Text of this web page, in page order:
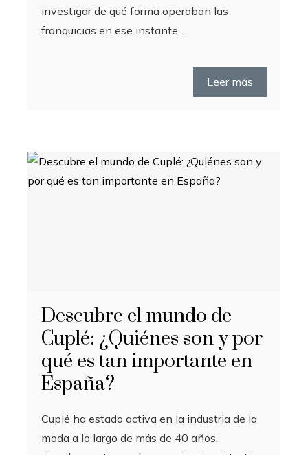
investigar de qué forma operaban las
franquicias en ese instante.…
Leer más
Descubre el mundo de
Cuplé: ¿Quiénes son y por
qué es tan importante en
España?
Cuplé ha estado activa en la industria de la
moda a lo largo de más de 40 años,